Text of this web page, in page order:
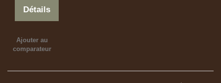
Détails
Ajouter au
comparateur